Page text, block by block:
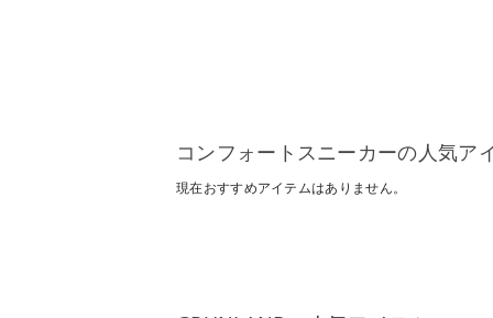
コンフォートスニーカーの人気ア
現在おすすめアイテムはありません。